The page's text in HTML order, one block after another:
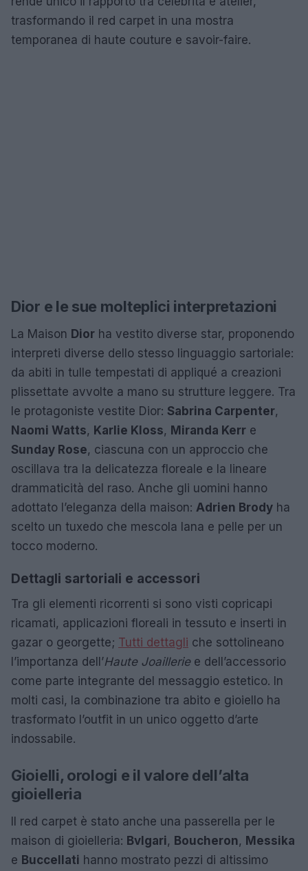
trasformando il red carpet in una mostra
temporanea di haute couture e savoir-faire.
Dior e le sue molteplici interpretazioni
La Maison Dior ha vestito diverse star, proponendo
interpreti diverse dello stesso linguaggio sartoriale:
da abiti in tulle tempestati di appliqué a creazioni
plissettate avvolte a mano su strutture leggere. Tra
le protagoniste vestite Dior: Sabrina Carpenter,
Naomi Watts, Karlie Kloss, Miranda Kerr e
Sunday Rose, ciascuna con un approccio che
oscillava tra la delicatezza floreale e la lineare
drammaticità del raso. Anche gli uomini hanno
adottato l’eleganza della maison: Adrien Brody ha
scelto un tuxedo che mescola lana e pelle per un
tocco moderno.
Dettagli sartoriali e accessori
Tra gli elementi ricorrenti si sono visti copricapi
ricamati, applicazioni floreali in tessuto e inserti in
gazar o georgette; Tutti dettagli che sottolineano
l’importanza dell’Haute Joailleriee dell’accessorio
come parte integrante del messaggio estetico. In
molti casi, la combinazione tra abito e gioiello ha
trasformato l’outfit in un unico oggetto d’arte
indossabile.
Gioielli, orologi e il valore dell’alta
gioielleria
Il red carpet è stato anche una passerella per le
maison di gioielleria: Bvlgari, Boucheron, Messika
e Buccellati hanno mostrato pezzi di altissimo